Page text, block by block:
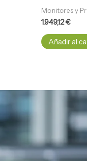
Monitores y
1.949,12€
Añadir al